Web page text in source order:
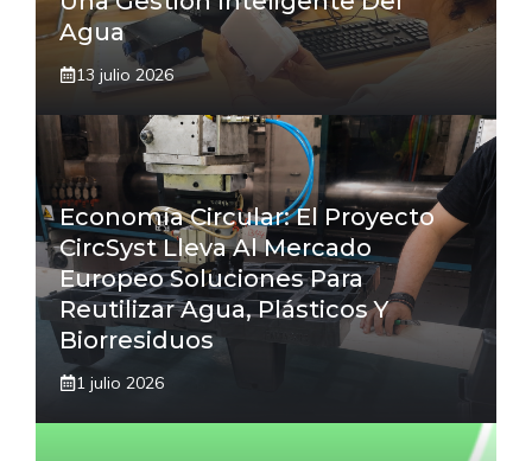
Agua
13 julio 2026
Economía Circular: El Proyecto
CircSyst Lleva Al Mercado
Europeo Soluciones Para
Reutilizar Agua, Plásticos Y
Biorresiduos
1 julio 2026